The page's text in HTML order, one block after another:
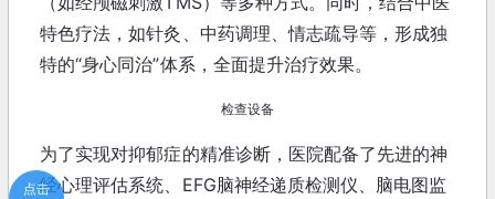
特色疗法，如针灸、中药调理、情志疏导等，形成独
特的“身心同治”体系，全面提升治疗效果。
检查设备
为了实现对抑郁症的精准诊断，医院配备了先进的神
经心理评估系统、EFG脑神经递质检测仪、脑电图监
点击